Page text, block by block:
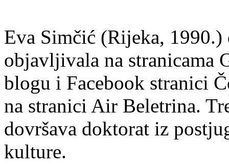
Eva Simčić (Rijeka, 1990.)
objavljivala na stranicama
blogu i Facebook stranici
na stranici Air Beletrina.
dovršava doktorat iz
kulture.